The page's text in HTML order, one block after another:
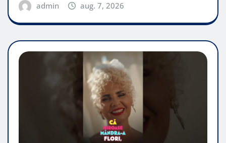
admin aug. 7, 2026